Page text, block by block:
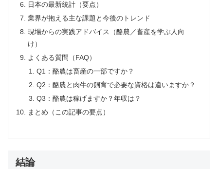
日本の最新統計（要点）
業界が抱える主な課題と今後のトレンド
現場からの実践アドバイス（酪農／畜産を学ぶ人向
け）
よくある質問（FAQ）
Q1：酪農は畜産の一部ですか？
Q2：酪農と肉牛の飼育で必要な資格は違いますか？
Q3：酪農は稼げますか？年収は？
まとめ（この記事の要点）
結論